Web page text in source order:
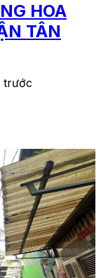
HOA
TÂN
trước